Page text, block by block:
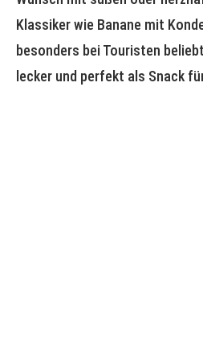
Klassiker wie Banane mit
besonders bei Touristen
lecker und perfekt als Snack